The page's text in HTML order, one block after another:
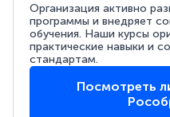
Организация активно
программы и внедряет
обучения. Наши курсы
практические навыки и
стандартам.
Посмотреть